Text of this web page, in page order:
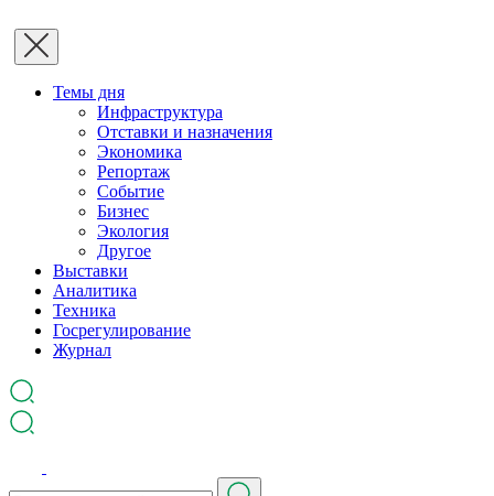
Темы дня
Инфраструктура
Отставки и назначения
Экономика
Репортаж
Событие
Бизнес
Экология
Другое
Выставки
Аналитика
Техника
Госрегулирование
Журнал